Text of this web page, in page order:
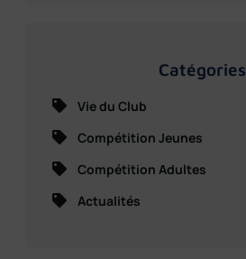
Catégories
Vie du Club
Compétition Jeunes
Compétition Adultes
Actualités